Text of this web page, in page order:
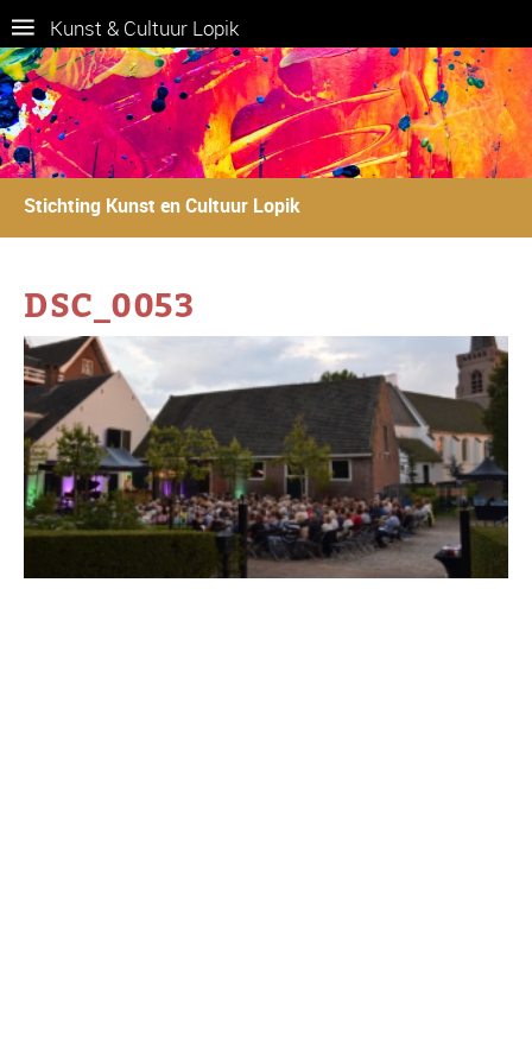
Kunst & Cultuur Lopik
Stichting Kunst en Cultuur Lopik
DSC_0053